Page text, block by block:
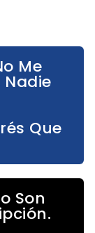
Me
Que
Son